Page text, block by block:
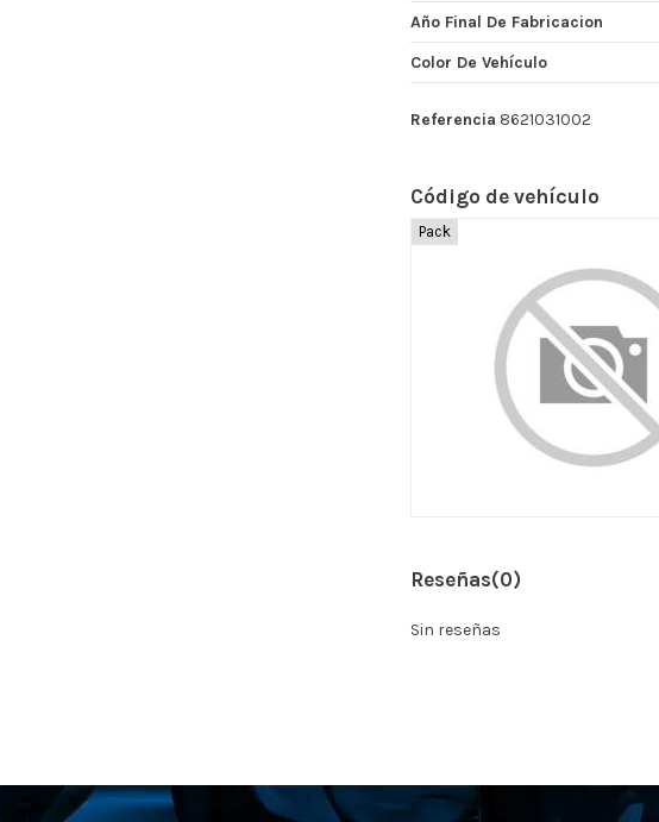
Año Final De Fabricacion
Color De Vehículo
Referencia 8621031002
Código de vehículo
Pack
Reseñas(0)
Sin reseñas